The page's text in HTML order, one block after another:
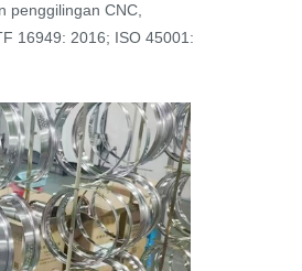
penggilingan CNC,
16949: 2016; ISO 45001: